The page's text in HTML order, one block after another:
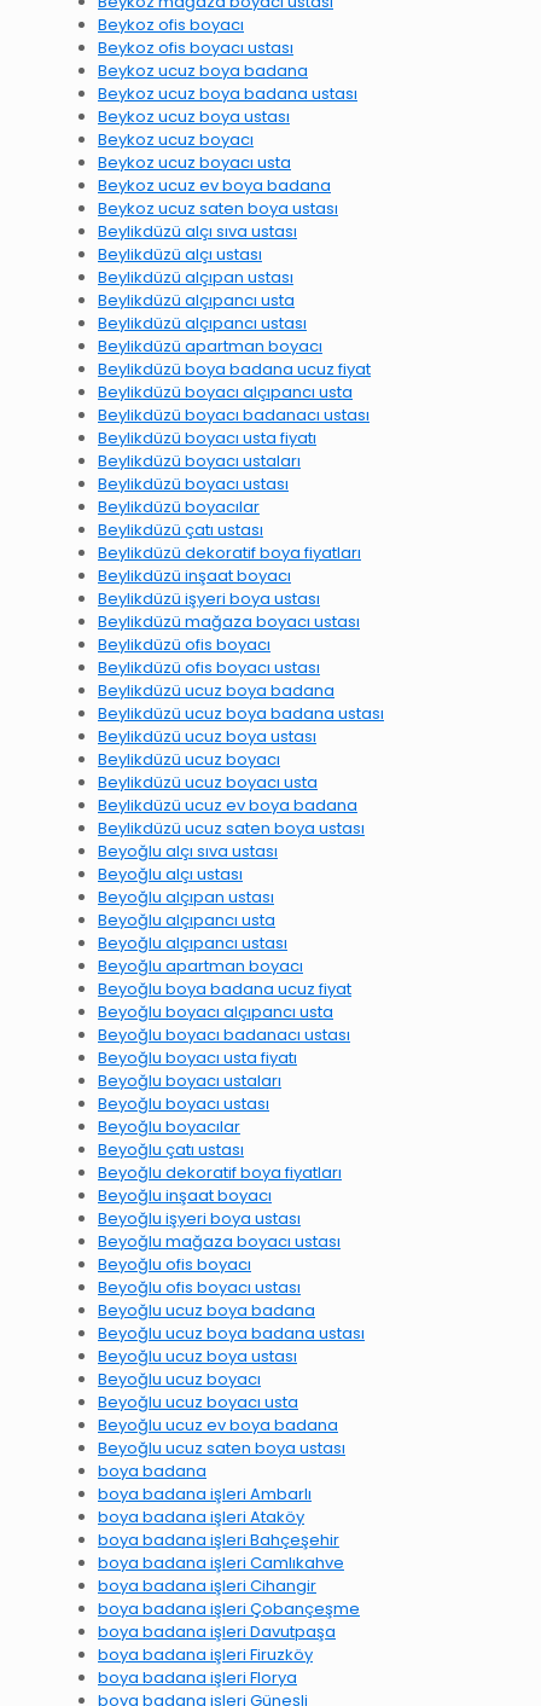
Beykoz ofis boyacı
Beykoz ofis boyacı ustası
Beykoz ucuz boya badana
Beykoz ucuz boya badana ustası
Beykoz ucuz boya ustası
Beykoz ucuz boyacı
Beykoz ucuz boyacı usta
Beykoz ucuz ev boya badana
Beykoz ucuz saten boya ustası
Beylikdüzü alçı sıva ustası
Beylikdüzü alçı ustası
Beylikdüzü alçıpan ustası
Beylikdüzü alçıpancı usta
Beylikdüzü alçıpancı ustası
Beylikdüzü apartman boyacı
Beylikdüzü boya badana ucuz fiyat
Beylikdüzü boyacı alçıpancı usta
Beylikdüzü boyacı badanacı ustası
Beylikdüzü boyacı usta fiyatı
Beylikdüzü boyacı ustaları
Beylikdüzü boyacı ustası
Beylikdüzü boyacılar
Beylikdüzü çatı ustası
Beylikdüzü dekoratif boya fiyatları
Beylikdüzü inşaat boyacı
Beylikdüzü işyeri boya ustası
Beylikdüzü mağaza boyacı ustası
Beylikdüzü ofis boyacı
Beylikdüzü ofis boyacı ustası
Beylikdüzü ucuz boya badana
Beylikdüzü ucuz boya badana ustası
Beylikdüzü ucuz boya ustası
Beylikdüzü ucuz boyacı
Beylikdüzü ucuz boyacı usta
Beylikdüzü ucuz ev boya badana
Beylikdüzü ucuz saten boya ustası
Beyoğlu alçı sıva ustası
Beyoğlu alçı ustası
Beyoğlu alçıpan ustası
Beyoğlu alçıpancı usta
Beyoğlu alçıpancı ustası
Beyoğlu apartman boyacı
Beyoğlu boya badana ucuz fiyat
Beyoğlu boyacı alçıpancı usta
Beyoğlu boyacı badanacı ustası
Beyoğlu boyacı usta fiyatı
Beyoğlu boyacı ustaları
Beyoğlu boyacı ustası
Beyoğlu boyacılar
Beyoğlu çatı ustası
Beyoğlu dekoratif boya fiyatları
Beyoğlu inşaat boyacı
Beyoğlu işyeri boya ustası
Beyoğlu mağaza boyacı ustası
Beyoğlu ofis boyacı
Beyoğlu ofis boyacı ustası
Beyoğlu ucuz boya badana
Beyoğlu ucuz boya badana ustası
Beyoğlu ucuz boya ustası
Beyoğlu ucuz boyacı
Beyoğlu ucuz boyacı usta
Beyoğlu ucuz ev boya badana
Beyoğlu ucuz saten boya ustası
boya badana
boya badana işleri Ambarlı
boya badana işleri Ataköy
boya badana işleri Bahçeşehir
boya badana işleri Camlıkahve
boya badana işleri Cihangir
boya badana işleri Çobançeşme
boya badana işleri Davutpaşa
boya badana işleri Firuzköy
boya badana işleri Florya
boya badana işleri Güneşli